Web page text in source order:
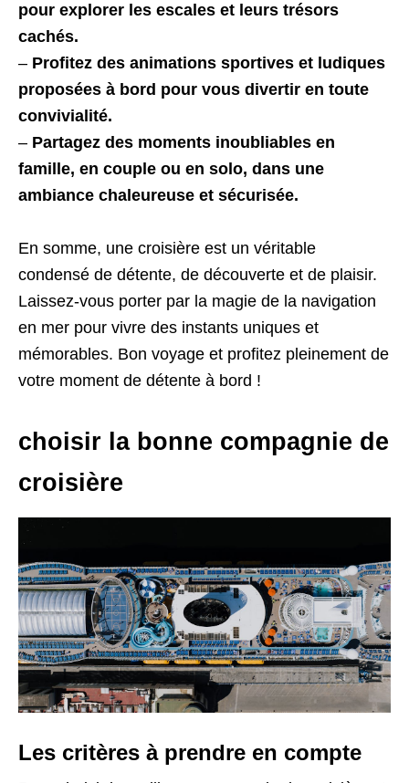
pour explorer les escales et leurs trésors
cachés.
– Profitez des animations sportives et ludiques
proposées à bord pour vous divertir en toute
convivialité.
– Partagez des moments inoubliables en
famille, en couple ou en solo, dans une
ambiance chaleureuse et sécurisée.
En somme, une croisière est un véritable
condensé de détente, de découverte et de plaisir.
Laissez-vous porter par la magie de la navigation
en mer pour vivre des instants uniques et
mémorables. Bon voyage et profitez pleinement de
votre moment de détente à bord !
choisir la bonne compagnie de
croisière
Les critères à prendre en compte